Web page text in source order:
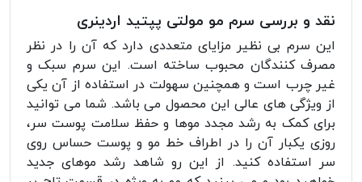
نقد و بررسی سرم مو مولتی پپتید اردینری
این سرم بی نظیر مزایای متعددی دارد که آن را در نظر
مصرف کنندگان محبوب ساخته است. این سرم سبک و
غیر چرب است و همچنین سهولت در استفاده از آن یکی
از ویژگی های عالی این محصول می باشد. شما می توانید
برای کمک به رشد مجدد موها و حفظ سلامت پوست سر،
روزی یکبار آن را در اطراف خط مو و پوست حساس روی
سر استفاده کنید. از این رو شاهد رشد موهای جدید